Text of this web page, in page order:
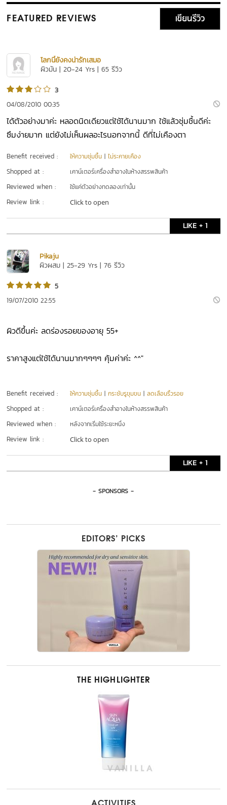
FEATURED REVIEWS เขียนรีวิว
โลกนี้ยังคงน่ารักเสมอ
ผิวมัน | 20-24 Yrs | 65 รีวิว
3
04/08/2010 00:35
ได้ตัวอย่างมาค่ะ หลอดนิดเดียวแต่ใช้ได้นานมาก ใช้แล้วชุ่มชื้นดีค่ะ
ซึมง่ายมาก แต่ยังไม่เห็นผลอะไรนอกจากนี้ ดีที่ไม่เคืองตา
Benefit received : ให้ความชุ่มชื้น |ไม่ระคายเคือง
Shopped at : เคาน์เตอร์เครื่องสำอางในห้างสรรพสินค้า
Reviewed when : ใช้แค่ตัวอย่างทดลองเท่านั้น
Review link : Click to open
LIKE + 1
Pikaju
ผิวผสม | 25-29 Yrs | 76 รีวิว
5
19/07/2010 22:55
ผิวดีขึ้นค่ะ ลดร่องรอยของอายุ 55+
ราคาสูงแต่ใช้ได้นานมากๆๆๆๆ คุ้มค่าค่ะ ^^"
Benefit received : ให้ความชุ่มชื้น |กระชับรูขุมขน |ลดเลือนริ้วรอย
Shopped at : เคาน์เตอร์เครื่องสำอางในห้างสรรพสินค้า
Reviewed when : หลังจากเริ่มใช้ระยะหนึ่ง
Review link : Click to open
LIKE + 1
- SPONSORS -
EDITORS’ PICKS
THE HIGHLIGHTER